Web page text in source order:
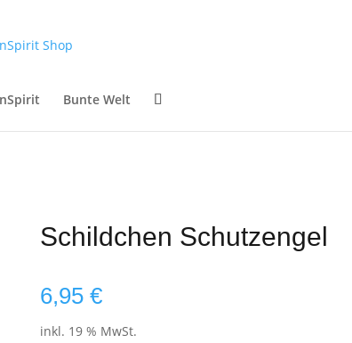
Bunte Welt
Schildchen Schutzengel
6,95€
inkl. 19 % MwSt.